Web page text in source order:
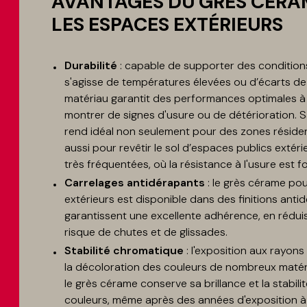
LES ESPACES EXTÉRIEURS
Durabilité : capable de supporter des
s'agisse de températures élevées ou d’écarts
matériau garantit des performances optimales
montrer de signes d'usure ou de détérioration.
rend idéal non seulement pour des zones
aussi pour revêtir le sol d’espaces publics
très fréquentées, où la résistance à l'usure est
Carrelages antidérapants : le grès cérame
extérieurs est disponible dans des finitions
garantissent une excellente adhérence, en
risque de chutes et de glissades.
Stabilité chromatique : l'exposition aux
la décoloration des couleurs de nombreux
le grès cérame conserve sa brillance et la
couleurs, même après des années d'exposition